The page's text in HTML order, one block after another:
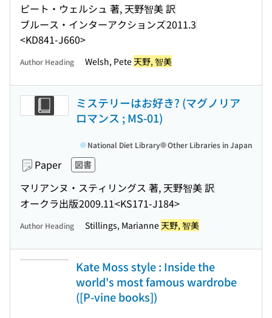
ピート・ウェルシュ 著, 天野智美 訳
ブルース・インターアクションズ2011.3
<KD841-J660>
Author Heading Welsh, Pete天野, 智美
ミステリーはお好き? (マグノリア
ロマンス ; MS-01)
Paper 図書
マリアンヌ・スティリングス 著, 天野智美 訳
オークラ出版2009.11<KS171-J184>
National Diet Library Other Libraries in Japan
Author Heading Stillings, Marianne天野, 智美
Kate Moss style : Inside the
world's most famous wardrobe
([P-vine books])